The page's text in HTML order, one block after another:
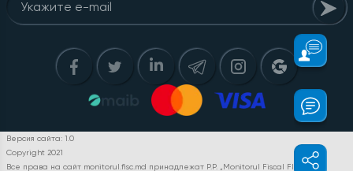
Версия сайта: 1.0
Copyright 2021
Все права на сайт monitorul.fisc.md принадлежат P.P. „Monitorul Fiscal FISC.MD”.